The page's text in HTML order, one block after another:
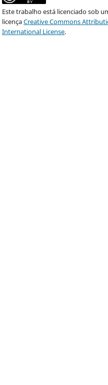
Este trabalho está licenciado sob
licençaCreative Commons
International License.